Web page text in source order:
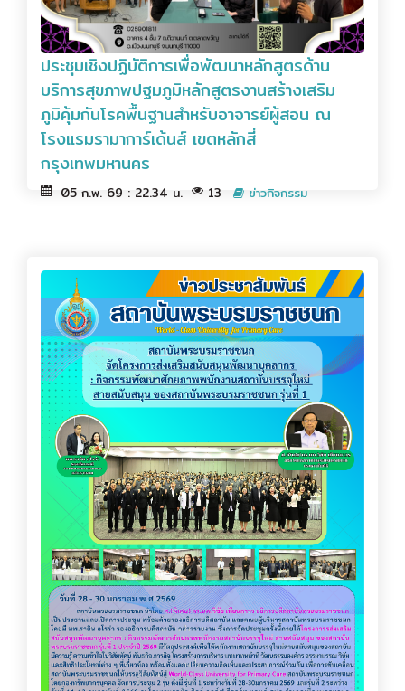
ประชุมเชิงปฏิบัติการเพื่อพัฒนาหลักสูตรด้าน
บริการสุขภาพปฐมภูมิหลักสูตรงานสร้างเสริม
ภูมิคุ้มกันโรคพื้นฐานสำหรับอาจารย์ผู้สอน ณ
โรงแรมรามาการ์เด้นส์ เขตหลักสี่
กรุงเทพมหานคร
05 ก.พ. 69 : 22.34 น. 13 ข่าวกิจกรรม